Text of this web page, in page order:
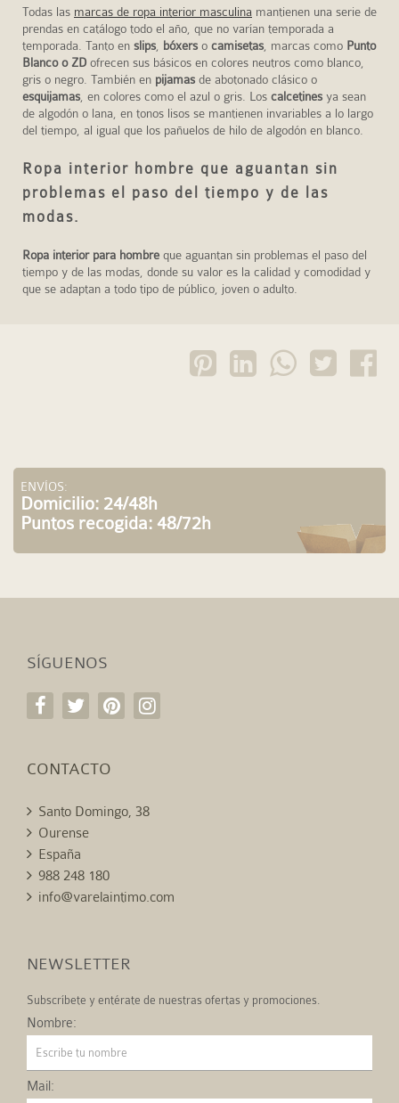
Todas las marcas de ropa interior masculina mantienen una serie de
prendas en catálogo todo el año, que no varían temporada a
temporada. Tanto en slips bóxers o camisetas , marcas como Punto
Blanco o ZD ofrecen sus básicos en colores neutros como blanco,
gris o negro. También en pijamas de abotonado clásico o
esquijamas , en colores como el azul o gris. Los calcetines ya sean
de algodón o lana, en tonos lisos se mantienen invariables a lo largo
del tiempo, al igual que los pañuelos de hilo de algodón en blanco.
Ropa interior hombre que aguantan sin
problemas el paso del tiempo y de las
modas.
Ropa interior para hombre que aguantan sin problemas el paso del
tiempo y de las modas, donde su valor es la calidad y comodidad y
que se adaptan a todo tipo de público, joven o adulto.
ENVÍOS:
Domicilio: 24/48h
Puntos recogida: 48/72h
SÍGUENOS
CONTACTO
Santo Domingo, 38
Ourense
España
988 248 180
info@varelaintimo.com
NEWSLETTER
Subscríbete y entérate de nuestras ofertas y promociones.
Nombre:
Mail: